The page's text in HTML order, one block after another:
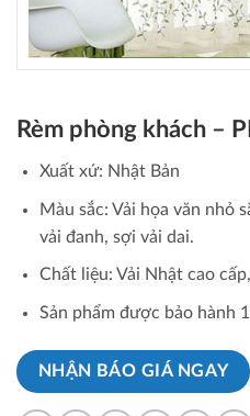
Rèm phòng khách –
Xuất xứ: Nhật Bản
Màu sắc: Vải họa văn nhỏ
vải đanh, sợi vải dai.
Chất liệu: Vải Nhật cao
Sản phẩm được bảo hành
NHẬN BÁO GIÁ NGAY